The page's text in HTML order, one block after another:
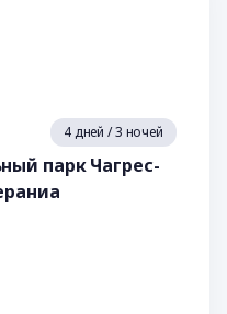
4 дней / 3 ночей
парк Чагрес-